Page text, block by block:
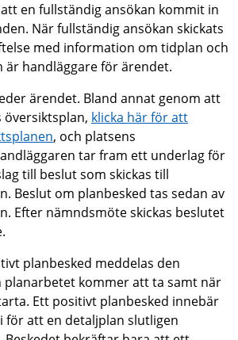
en fullständig ansökan kommit in
När fullständig ansökan skickats
med information om tidplan och
är handläggare för ärendet.
ärendet. Bland annat genom att
klicka här för att
, och platsens
tar fram ett underlag för
till beslut som skickas till
Beslut om planbesked tas sedan av
Efter nämndsmöte skickas beslutet
planbesked meddelas den
planarbetet kommer att ta samt när
Ett positivt planbesked innebär
för att en detaljplan slutligen